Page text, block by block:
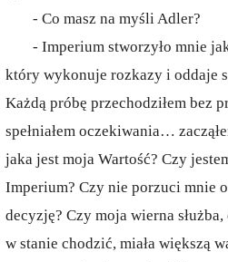
- Co masz na myśli Adler?
- Imperium stworzyło mnie
który wykonuje rozkazy i oddaje
Każdą próbę przechodziłem bez
spełniałem oczekiwania…
jaka jest moja Wartość? Czy
Imperium? Czy nie porzuci mnie
decyzję? Czy moja wierna
w stanie chodzić, miała większą